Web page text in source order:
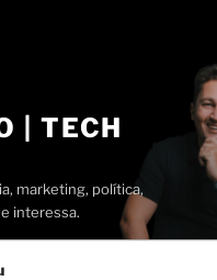
| TECH
marketing, política,
interessa.